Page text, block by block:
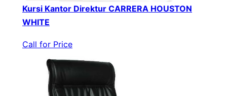
Kursi Kantor Direktur CARRERA HOUSTON
WHITE
Call for Price